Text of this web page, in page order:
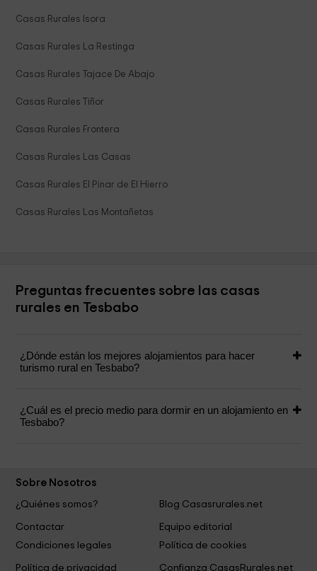
Casas Rurales Isora
Casas Rurales La Restinga
Casas Rurales Tajace De Abajo
Casas Rurales Tiñor
Casas Rurales Frontera
Casas Rurales Las Casas
Casas Rurales El Pinar de El Hierro
Casas Rurales Las Montañetas
Preguntas frecuentes sobre las casas
rurales en Tesbabo
¿Dónde están los mejores alojamientos para hacer
turismo rural en Tesbabo?
¿Cuál es el precio medio para dormir en un alojamiento en
Tesbabo?
Sobre Nosotros
¿Quiénes somos?
Blog Casasrurales.net
Contactar
Equipo editorial
Condiciones legales
Política de cookies
Política de privacidad Confianza CasasRurales.net